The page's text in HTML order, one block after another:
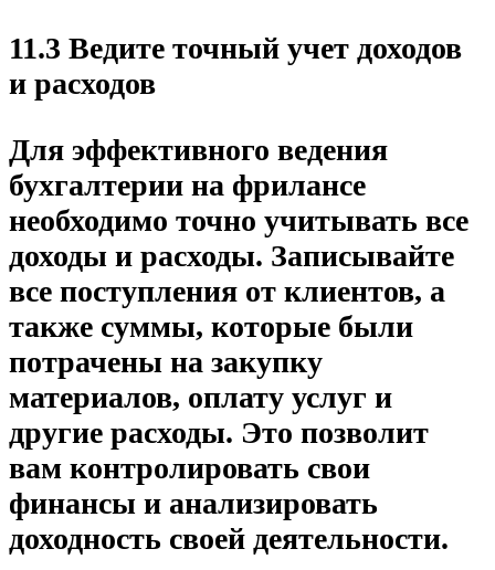
11.3 Ведите точный учет доходов
и расходов
Для эффективного ведения
бухгалтерии на фрилансе
необходимо точно учитывать все
доходы и расходы. Записывайте
все поступления от клиентов, а
также суммы, которые были
потрачены на закупку
материалов, оплату услуг и
другие расходы. Это позволит
вам контролировать свои
финансы и анализировать
доходность своей деятельности.